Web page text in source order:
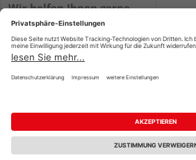
Wir helfen Ihnen gerne
weiter
Tel.:+49 2166 9199137
E-Mail:holzland-
shop@friederichs-gmbh.de
Impressum AGB
Reservierungsbedingungen